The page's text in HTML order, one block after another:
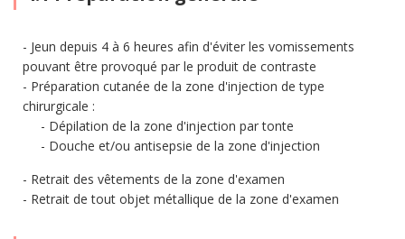
Jeun depuis 4 à 6 heures afin d'éviter les vomissements
pouvant être provoqué par le produit de contraste
Préparation cutanée de la zone d'injection de type
chirurgicale :
Dépilation de la zone d'injection par tonte
Douche et/ou antisepsie de la zone d'injection
Retrait des vêtements de la zone d'examen
Retrait de tout objet métallique de la zone d'examen